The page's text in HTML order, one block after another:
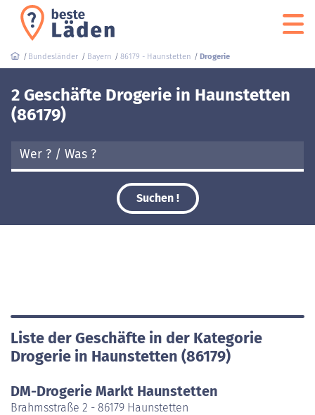
Bundesländer Bayern 86179 - Haunstetten Drogerie
2 Geschäfte Drogerie in Haunstetten
(86179)
Suchen !
Liste der Geschäfte in der Kategorie
Drogerie in Haunstetten (86179)
DM-Drogerie Markt Haunstetten
Brahmsstraße 2 - 86179 Haunstetten